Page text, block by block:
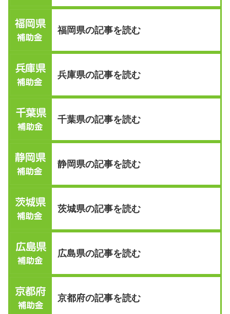
福岡県の記事を読む
兵庫県の記事を読む
千葉県の記事を読む
静岡県の記事を読む
茨城県の記事を読む
広島県の記事を読む
京都府の記事を読む